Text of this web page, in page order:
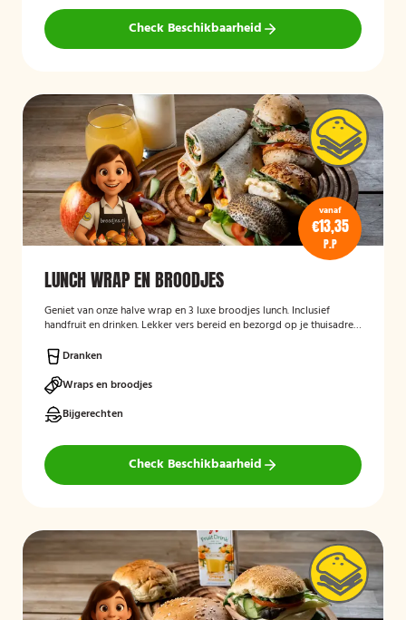
Check Beschikbaarheid
vanaf
€13,35
P.P
LUNCH WRAP EN BROODJES
Geniet van onze halve wrap en 3 luxe broodjes lunch. Inclusief
handfruit en drinken. Lekker vers bereid en bezorgd op je thuisadres
Dranken
Wraps en broodjes
Bijgerechten
Check Beschikbaarheid